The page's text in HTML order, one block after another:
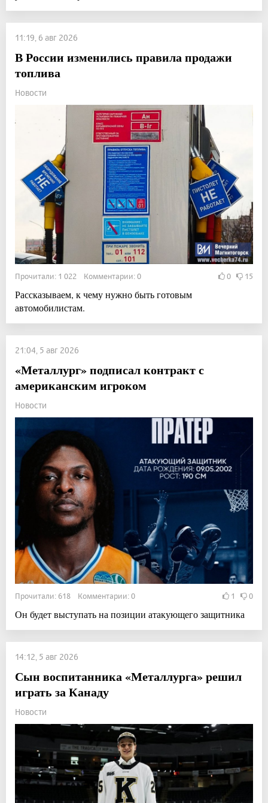
11:19, 6 авг 2026
В России изменились правила продажи
топлива
Новости
Прочитали: 1 022 Комментарии: 0 0 15
Рассказываем, к чему нужно быть готовым
автомобилистам.
21:04, 5 авг 2026
«Металлург» подписал контракт с
американским игроком
Новости
Прочитали: 618 Комментарии: 0 1 0
Он будет выступать на позиции атакующего защитника
14:12, 5 авг 2026
Сын воспитанника «Металлурга» решил
играть за Канаду
Новости